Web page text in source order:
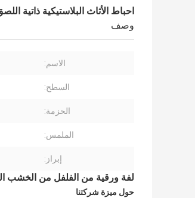
احباط الأثاث البلاستيكية
وصف
الاسم:
السطح:
الحزمة:
الملمس:
إبراز:
لفة ورقية من الفلفل من الخشب
حول ميزة شركتنا